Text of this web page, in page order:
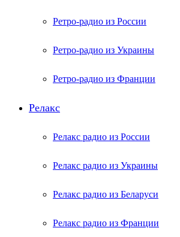
Ретро-радио из России
Ретро-радио из Украины
Ретро-радио из Франции
Релакс
Релакс радио из России
Релакс радио из Украины
Релакс радио из Беларуси
Релакс радио из Франции